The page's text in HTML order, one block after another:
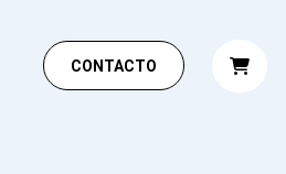
CONTACTO